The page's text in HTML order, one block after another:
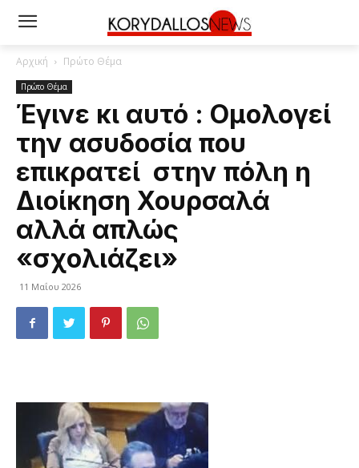
Αρχική Πρώτο Θέμα
Πρώτο Θέμα
Έγινε κι αυτό : Ομολογεί
την ασυδοσία που
επικρατεί στην πόλη η
Διοίκηση Χουρσαλά
αλλά απλώς
«σχολιάζει»
11 Μαΐου 2026